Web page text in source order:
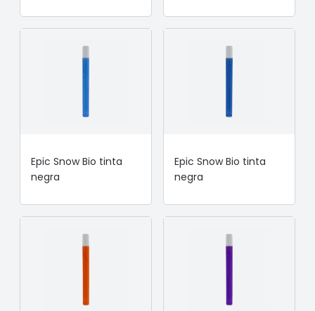
Epic Snow Bio tinta
negra
Epic Snow Bio tinta
negra